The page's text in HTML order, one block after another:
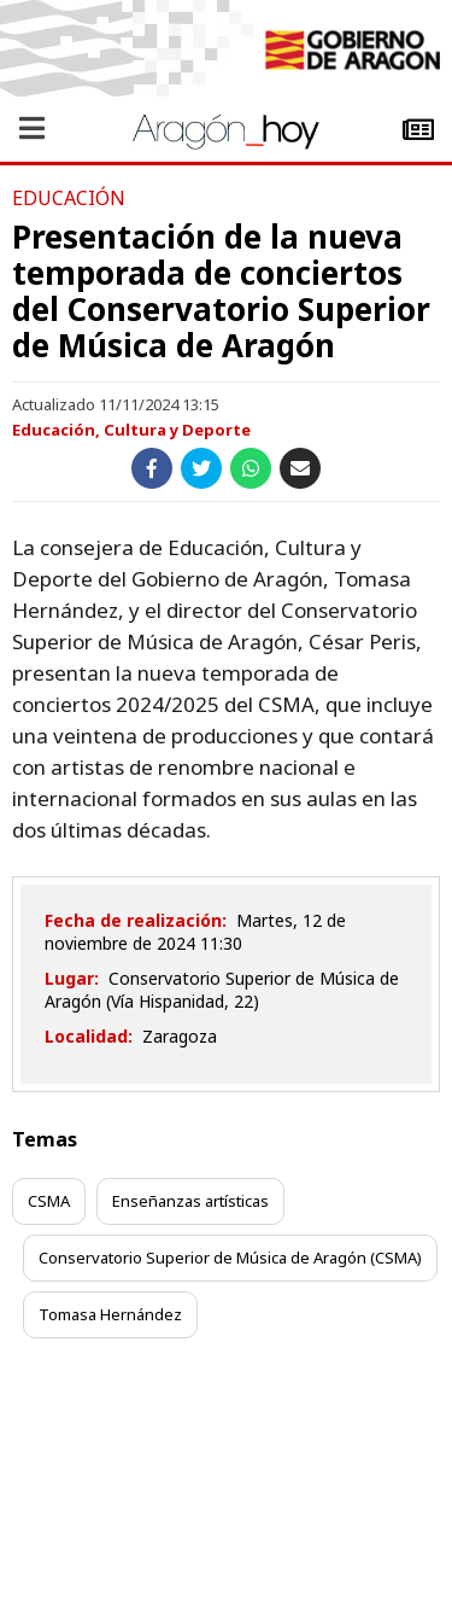
EDUCACIÓN
Presentación de la nueva
temporada de conciertos
del Conservatorio Superior
de Música de Aragón
Actualizado 11/11/2024 13:15
Educación, Cultura y Deporte
La consejera de Educación, Cultura y
Deporte del Gobierno de Aragón, Tomasa
Hernández, y el director del Conservatorio
Superior de Música de Aragón, César Peris,
presentan la nueva temporada de
conciertos 2024/2025 del CSMA, que incluye
una veintena de producciones y que contará
con artistas de renombre nacional e
internacional formados en sus aulas en las
dos últimas décadas.
Fecha de realización: martes, 12 de
noviembre de 2024 11:30
Lugar: Conservatorio Superior de Música de
Aragón (Vía Hispanidad, 22)
Localidad: Zaragoza
Temas
CSMA Enseñanzas artísticas
Conservatorio Superior de Música de Aragón (CSMA)
Tomasa Hernández